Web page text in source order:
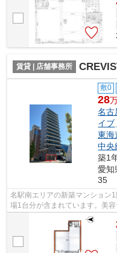
賃貸 | 店舗事務所 CREVISTA名駅
敷0
28
名古
イブ
東海
中央
築1
愛知
35
名駅南エリアの新築マンション
場1台分が含まれています。美容